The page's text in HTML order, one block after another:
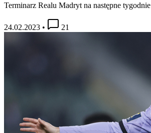
Terminarz Realu Madryt na następne tygodnie
24.02.2023 • 21